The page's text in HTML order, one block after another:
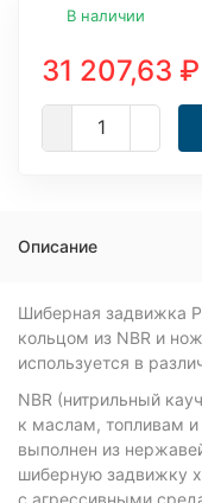
В наличии
31 207,63 ₽
Описание
Шиберная задвижка
кольцом из NBR и
используется в
NBR (нитрильный
к маслам, топливам
выполнен из
шиберную задвижку
с агрессивными